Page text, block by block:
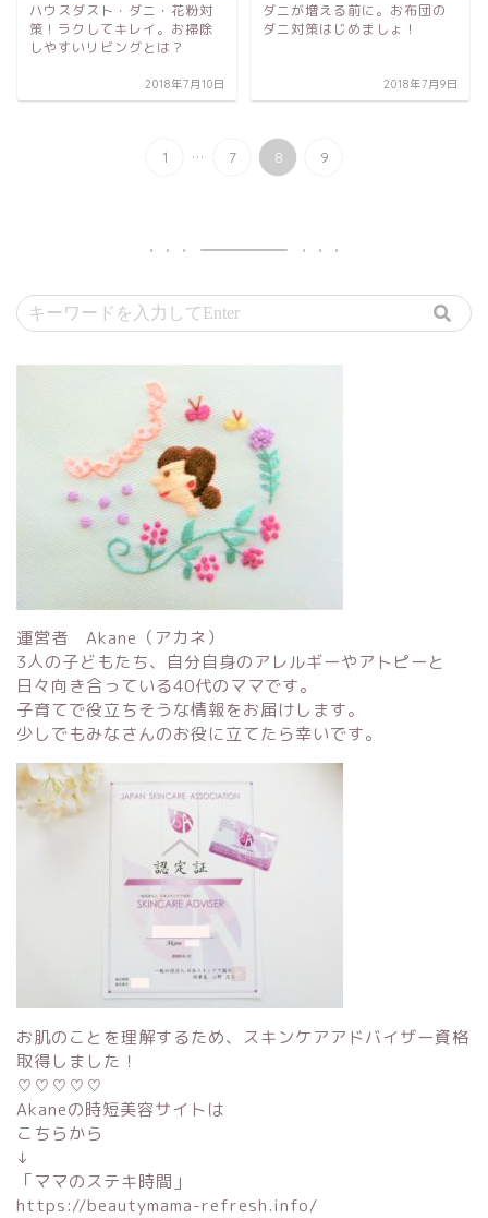
ハウスダスト・ダニ・花粉対
策！ラクしてキレイ。お掃除
しやすいリビングとは？
2018年7月10日
ダニが増える前に。お布団の
ダニ対策はじめましょ！
2018年7月9日
1 ... 7 8 9
運営者 Akane（アカネ）
3人の子どもたち、自分自身のアレルギーやアトピーと
日々向き合っている40代のママです。
子育てで役立ちそうな情報をお届けします。
少しでもみなさんのお役に立てたら幸いです。
お肌のことを理解するため、スキンケアアドバイザー資格
取得しました！
♡♡♡♡♡
Akaneの時短美容サイトは
こちらから
↓
「ママのステキ時間 」
https://beautymama-refresh.info/